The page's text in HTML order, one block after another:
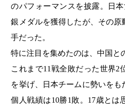
のパフォーマンスを披露。日
銀メダルを獲得したが、その原
手だった。
特に注目を集めたのは、中国と
これまで11戦全敗だった世界2
を挙げ、日本チームに勢いをも
個人戦績は10勝1敗。17歳とは